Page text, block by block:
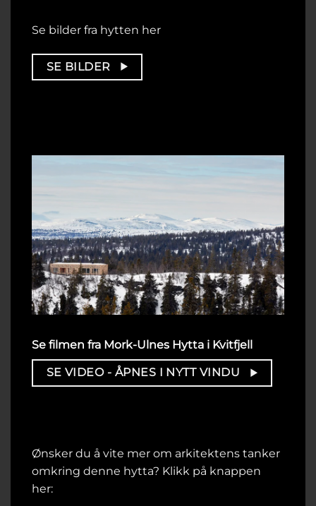
Se bilder fra hytten her
SE BILDER
Se filmen fra Mork-Ulnes Hytta i Kvitfjell
SE VIDEO - ÅPNES I NYTT VINDU
Ønsker du å vite mer om arkitektens tanker
omkring denne hytta? Klikk på knappen
her: